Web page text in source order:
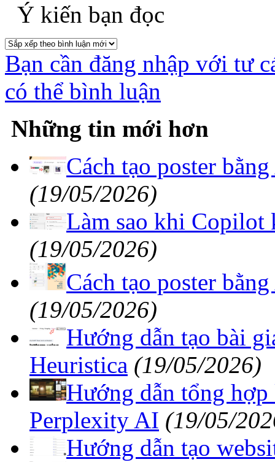
Ý kiến bạn đọc
Bạn cần đăng nhập với tư
có thể bình luận
Những tin mới hơn
Cách tạo poster
(19/05/2026)
Làm sao khi Copilot
(19/05/2026)
Cách tạo poster
(19/05/2026)
Hướng dẫn tạo bài
Heuristica (19/05/2026)
Hướng dẫn tổng
Perplexity AI (19/05/
Hướng dẫn tạo